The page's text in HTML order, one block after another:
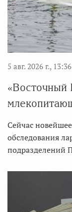
5 авг. 2026 г.,
«Восточный
Сейчас
обследования
подразделений